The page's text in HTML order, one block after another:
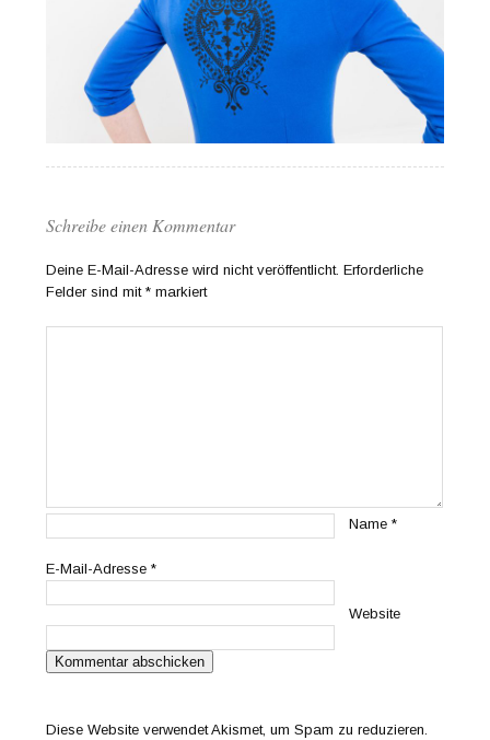
Schreibe einen Kommentar
Deine E-Mail-Adresse wird nicht veröffentlicht. Erforderliche
Felder sind mit* markiert
Name*
E-Mail-Adresse*
Website
Diese Website verwendet Akismet, um Spam zu reduzieren.